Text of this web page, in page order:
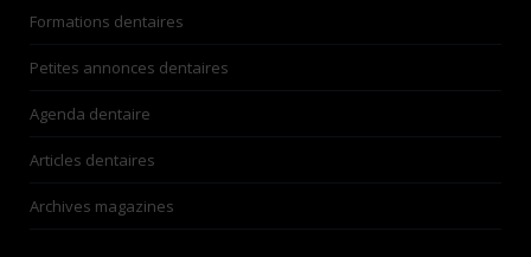
Formations dentaires
Petites annonces dentaires
Agenda dentaire
Articles dentaires
Archives magazines